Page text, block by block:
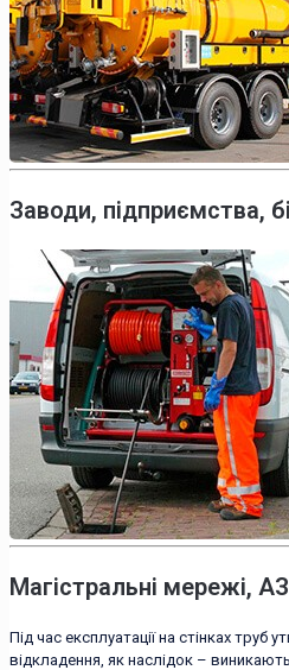
Заводи, підприємства,
Магістральні мережі,
Під час експлуатації на стінках труб
відкладення, як наслідок –